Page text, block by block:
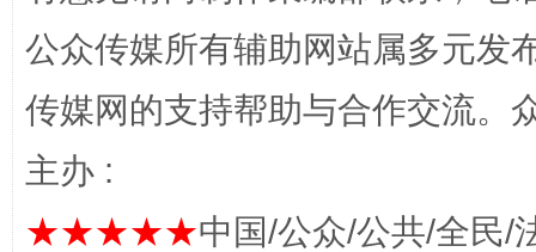
公众传媒所有辅助网站属多元发
传媒网的支持帮助与合作交流。
主办 :
★★★★★中国/公众/公共/全民/